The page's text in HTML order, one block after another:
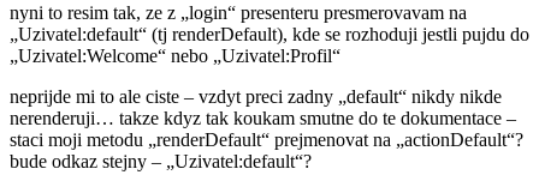
nyni to resim tak, ze z „login“ presenteru presmerovavam na
„Uzivatel:default“ (tj renderDefault), kde se rozhoduji jestli pujdu do
„Uzivatel:Welcome“ nebo „Uzivatel:Profil“
neprijde mi to ale ciste – vzdyt preci zadny „default“ nikdy nikde
nerenderuji… takze kdyz tak koukam smutne do te dokumentace –
staci moji metodu „renderDefault“ prejmenovat na „actionDefault“?
bude odkaz stejny – „Uzivatel:default“?